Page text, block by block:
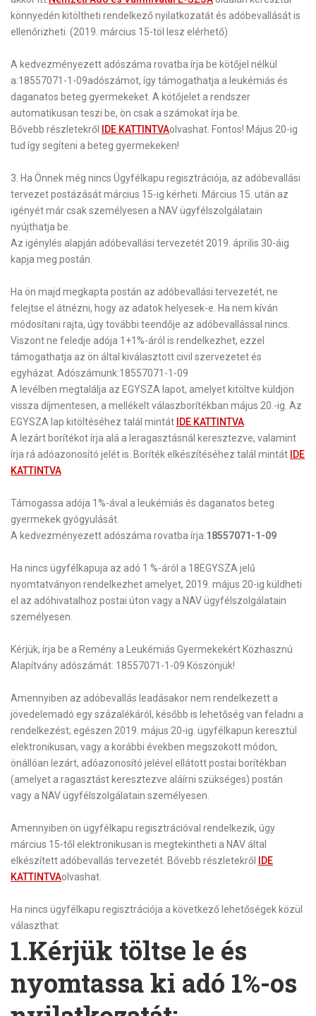
könnyedén kitöltheti rendelkező nyilatkozatátés adóbevallásátis
ellenőrizheti. (2019. március 15-töl lesz elérhető)
A kedvezményezett adószáma rovatba írja be kötőjel nélkül
a:18557071-1-09adószámot, így támogathatja a leukémiás és
daganatos beteg gyermekeket. A kötőjelet a rendszer
automatikusan teszi be, ön csak a számokat írja be.
Bővebb részletekről
IDE KATTINTVAolvashat. Fontos! Május 20-ig
tud így segíteni a beteg gyermekeken!
3. Ha Önnek még nincs Ügyfélkapu regisztrációja, az adóbevallási
tervezet postázását március 15-ig kérheti. Március 15. után az
igényét már csak személyesen a NAV ügyfélszolgálatain
nyújthatja be.
Az igénylés alapján adóbevallási tervezetét 2019. április 30-áig
kapja meg postán.
Ha ön majd megkapta postán az adóbevallási tervezetét, ne
felejtse el átnézni, hogy az adatok helyesek-e. Ha nem kíván
módosítani rajta, úgy további teendője az adóbevallással nincs.
Viszont ne feledje adója 1+1%-áról is rendelkezhet, ezzel
támogathatja az ön által kiválasztott civil szervezetet és
egyházat. Adószámunk:18557071-1-09
A levélben megtalálja az EGYSZA lapot, amelyet kitöltve küldjön
vissza díjmentesen, a mellékelt válaszborítékban május 20.-ig. Az
EGYSZA lap kitöltéséhez talál mintát IDE KATTINTVA.
A lezárt borítékot írja alá a leragasztásnál keresztezve, valamint
írja rá adóazonosító jelét is. Boríték elkészítéséhez talál mintát IDE
KATTINTVA
Támogassa adója 1%-ával a leukémiás és daganatos beteg
gyermekek gyógyulását.
A kedvezményezett adószáma rovatba írja:18557071-1-09
Ha nincs ügyfélkapuja az adó 1 %-áról a 18EGYSZA jelű
nyomtatványon rendelkezhet amelyet, 2019. május 20-ig küldheti
el az adóhivatalhoz postai úton vagy a NAV ügyfélszolgálatain
személyesen.
Kérjük, írja be a Remény a Leukémiás Gyermekekért Közhasznú
Alapítvány adószámát: 18557071-1-09 Köszönjük!
Amennyiben az adóbevallás leadásakor nem rendelkezett a
jövedelemadó egy százalékáról, később is lehetőség van feladni a
rendelkezést; egészen 2019. május 20-ig. ügyfélkapun keresztül
elektronikusan, vagy a korábbi években megszokott módon,
önállóan lezárt, adóazonosító jelével ellátott postai borítékban
(amelyet a ragasztást keresztezve aláírni szükséges) postán
vagy a NAV ügyfélszolgálatain személyesen.
Amennyiben ön ügyfélkapu regisztrációval rendelkezik, úgy
március 15-től elektronikusan is megtekintheti a NAV által
elkészített adóbevallás tervezetét. Bővebb részletekről
IDE
KATTINTVAolvashat.
Ha nincs ügyfélkapu regisztrációja a következő lehetőségek közül
választhat:
1.Kérjük töltse le és
nyomtassa ki adó 1%-os